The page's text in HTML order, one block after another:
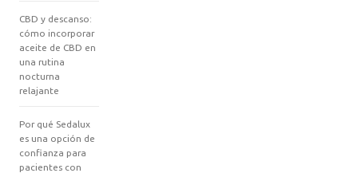
CBD y descanso:
cómo incorporar
aceite de CBD en
una rutina
nocturna
relajante
Por qué Sedalux
es una opción de
confianza para
pacientes con